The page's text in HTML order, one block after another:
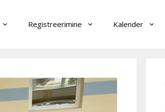
Registreerimine Kalender